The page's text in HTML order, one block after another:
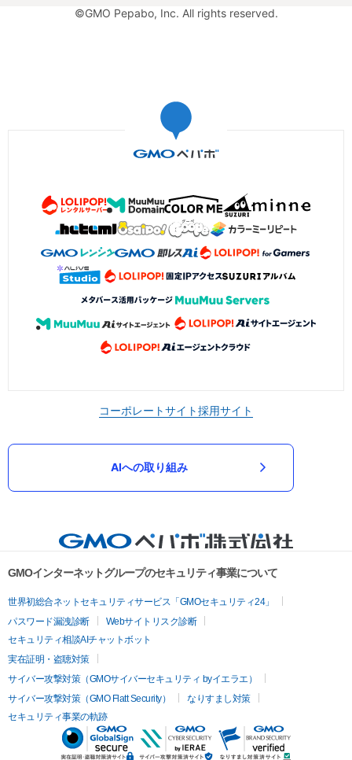
©GMO Pepabo, Inc. All rights reserved.
コーポレートサイト採用サイト
AIへの取り組み
GMOインターネットグループのセキュリティ事業について
世界初総合ネットセキュリティサービス「GMOセキュリティ24」
パスワード漏洩診断
Webサイトリスク診断
セキュリティ相談AIチャットボット
実在証明・盗聴対策
サイバー攻撃対策（GMOサイバーセキュリティ byイエラエ）
サイバー攻撃対策（GMO Flatt Security）
なりすまし対策
セキュリティ事業の軌跡